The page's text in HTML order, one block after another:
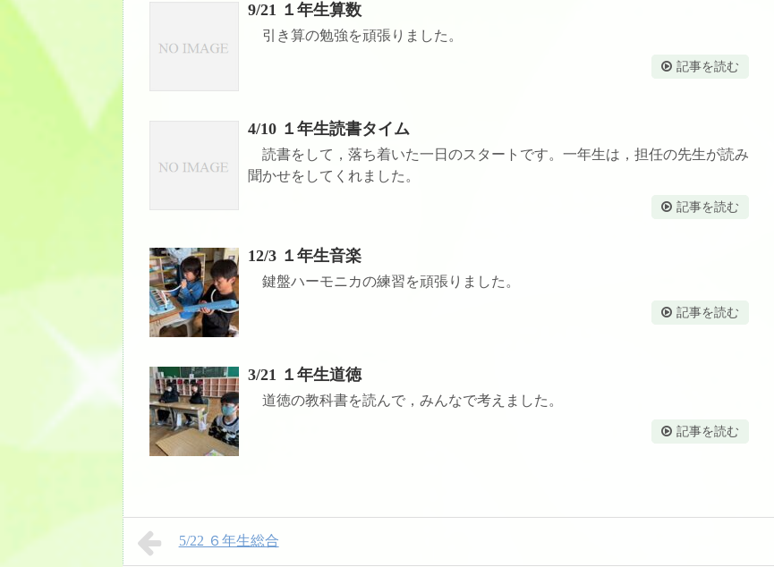
9/21 １年生算数
引き算の勉強を頑張りました。
記事を読む
4/10 １年生読書タイム
読書をして，落ち着いた一日のスタートです。一年生は，担任の先生が読み
聞かせをしてくれました。
記事を読む
12/3 １年生音楽
鍵盤ハーモニカの練習を頑張りました。
記事を読む
3/21 １年生道徳
道徳の教科書を読んで，みんなで考えました。
記事を読む
5/22 ６年生総合